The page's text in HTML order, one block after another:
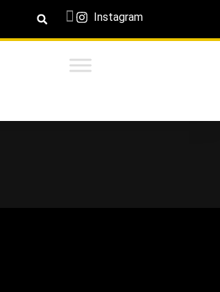
Instagram